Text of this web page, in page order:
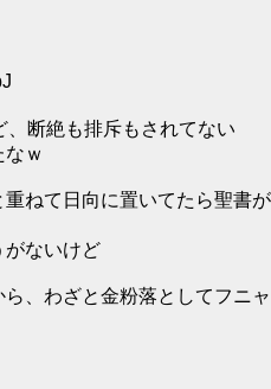
断絶も排斥もされてない
ｗ
ねて日向に置いてたら聖書が
がないけど
、わざと金粉落としてフニャ